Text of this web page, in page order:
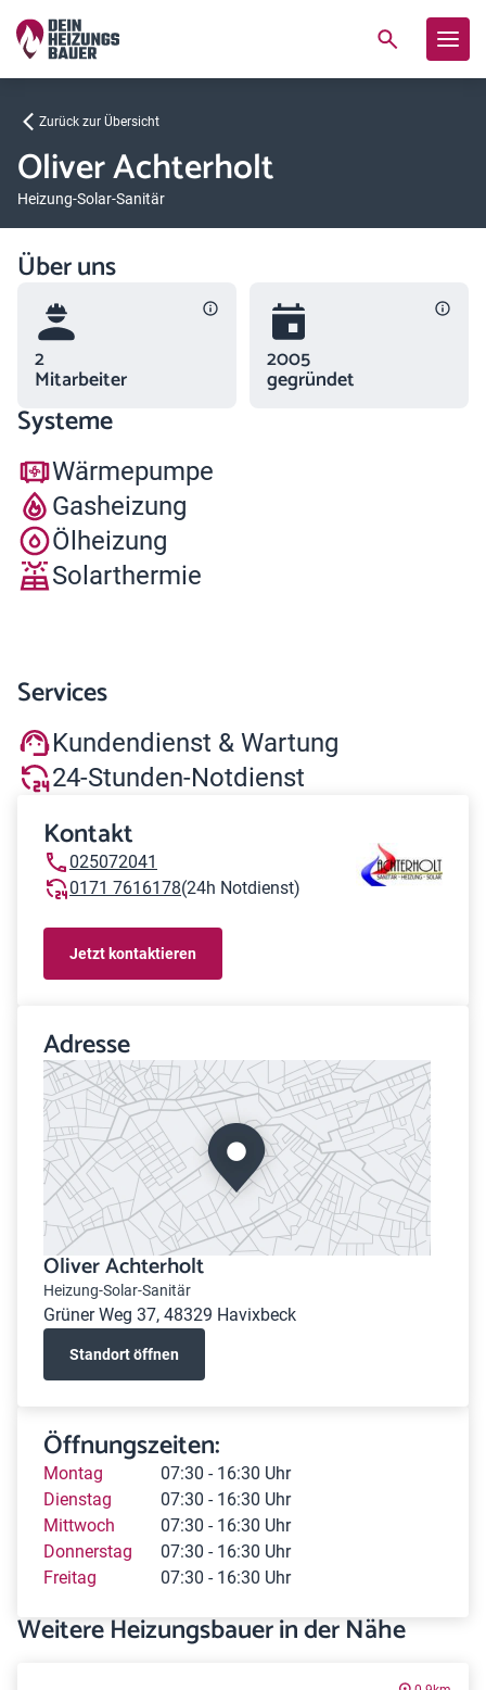
Zurück zur Übersicht
Oliver Achterholt
Heizung-Solar-Sanitär
Über uns
2
Mitarbeiter
2005
gegründet
Systeme
Wärmepumpe
Gasheizung
Ölheizung
Solarthermie
Services
Kundendienst & Wartung
24-Stunden-Notdienst
Kontakt
025072041
0171 7616178(24h Notdienst)
Jetzt kontaktieren
Adresse
Oliver Achterholt
Heizung-Solar-Sanitär
Grüner Weg 37, 48329 Havixbeck
Standort öffnen
Öffnungszeiten:
Montag
07:30 - 16:30 Uhr
Dienstag
07:30 - 16:30 Uhr
Mittwoch
07:30 - 16:30 Uhr
Donnerstag
07:30 - 16:30 Uhr
Freitag
07:30 - 16:30 Uhr
Weitere Heizungsbauer in der Nähe